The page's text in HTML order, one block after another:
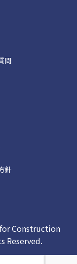
問
針
Construction
Reserved.